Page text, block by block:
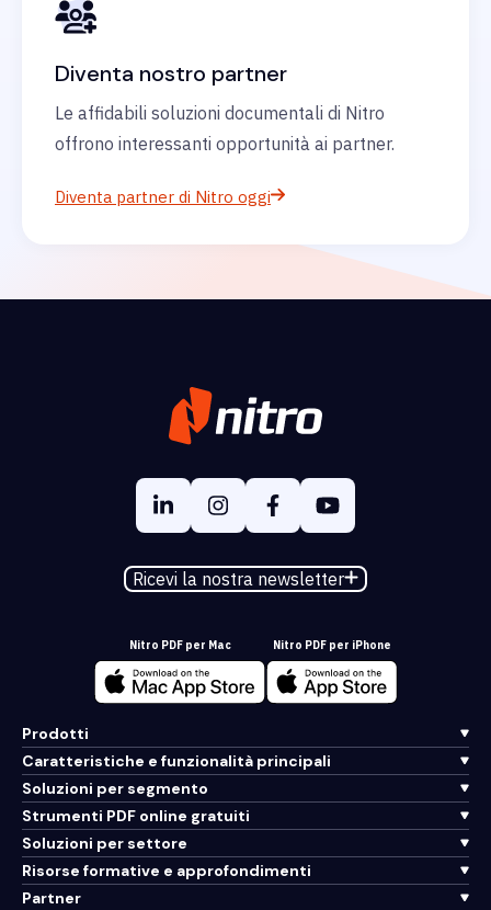
Diventa nostro partner
Le affidabili soluzioni documentali di Nitro
offrono interessanti opportunità ai partner.
Diventa partner di Nitro oggi
Ricevi la nostra newsletter
Nitro PDF per Mac Nitro PDF per iPhone
Prodotti
Caratteristiche e funzionalità principali
Soluzioni per segmento
Strumenti PDF online gratuiti
Soluzioni per settore
Risorse formative e approfondimenti
Partner